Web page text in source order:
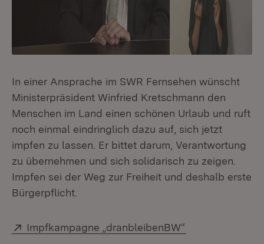
In einer Ansprache im SWR Fernsehen wünscht
Ministerpräsident Winfried Kretschmann den
Menschen im Land einen schönen Urlaub und ruft
noch einmal eindringlich dazu auf, sich jetzt
impfen zu lassen. Er bittet darum, Verantwortung
zu übernehmen und sich solidarisch zu zeigen.
Impfen sei der Weg zur Freiheit und deshalb erste
Bürgerpflicht.
Extern:
Impfkampagne „dranbleibenBW“